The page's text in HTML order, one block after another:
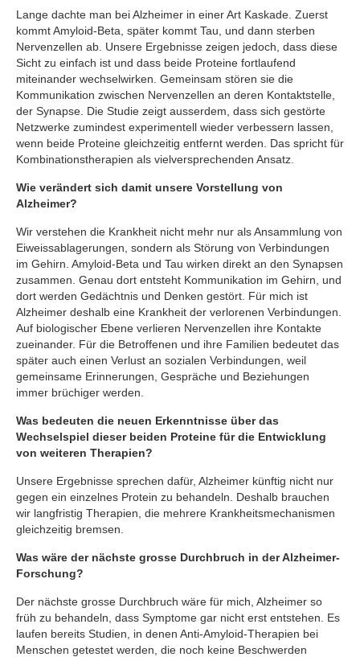
Lange dachte man bei Alzheimer in einer Art Kaskade. Zuerst
kommt Amyloid-Beta, später kommt Tau, und dann sterben
Nervenzellen ab. Unsere Ergebnisse zeigen jedoch, dass diese
Sicht zu einfach ist und dass beide Proteine fortlaufend
miteinander wechselwirken. Gemeinsam stören sie die
Kommunikation zwischen Nervenzellen an deren Kontaktstelle,
der Synapse. Die Studie zeigt ausserdem, dass sich gestörte
Netzwerke zumindest experimentell wieder verbessern lassen,
wenn beide Proteine gleichzeitig entfernt werden. Das spricht für
Kombinationstherapien als vielversprechenden Ansatz.
Wie verändert sich damit unsere Vorstellung von
Alzheimer?
Wir verstehen die Krankheit nicht mehr nur als Ansammlung von
Eiweissablagerungen, sondern als Störung von Verbindungen
im Gehirn. Amyloid-Beta und Tau wirken direkt an den Synapsen
zusammen. Genau dort entsteht Kommunikation im Gehirn, und
dort werden Gedächtnis und Denken gestört. Für mich ist
Alzheimer deshalb eine Krankheit der verlorenen Verbindungen.
Auf biologischer Ebene verlieren Nervenzellen ihre Kontakte
zueinander. Für die Betroffenen und ihre Familien bedeutet das
später auch einen Verlust an sozialen Verbindungen, weil
gemeinsame Erinnerungen, Gespräche und Beziehungen
immer brüchiger werden.
Was bedeuten die neuen Erkenntnisse über das
Wechselspiel dieser beiden Proteine für die Entwicklung
von weiteren Therapien?
Unsere Ergebnisse sprechen dafür, Alzheimer künftig nicht nur
gegen ein einzelnes Protein zu behandeln. Deshalb brauchen
wir langfristig Therapien, die mehrere Krankheitsmechanismen
gleichzeitig bremsen.
Was wäre der nächste grosse Durchbruch in der Alzheimer-
Forschung?
Der nächste grosse Durchbruch wäre für mich, Alzheimer so
früh zu behandeln, dass Symptome gar nicht erst entstehen. Es
laufen bereits Studien, in denen Anti-Amyloid-Therapien bei
Menschen getestet werden, die noch keine Beschwerden